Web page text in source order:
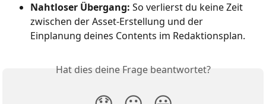
Nahtloser Übergang: So verlierst du keine Zeit
zwischen der Asset-Erstellung und der
Einplanung deines Contents im Redaktionsplan.
Hat dies deine Frage beantwortet?